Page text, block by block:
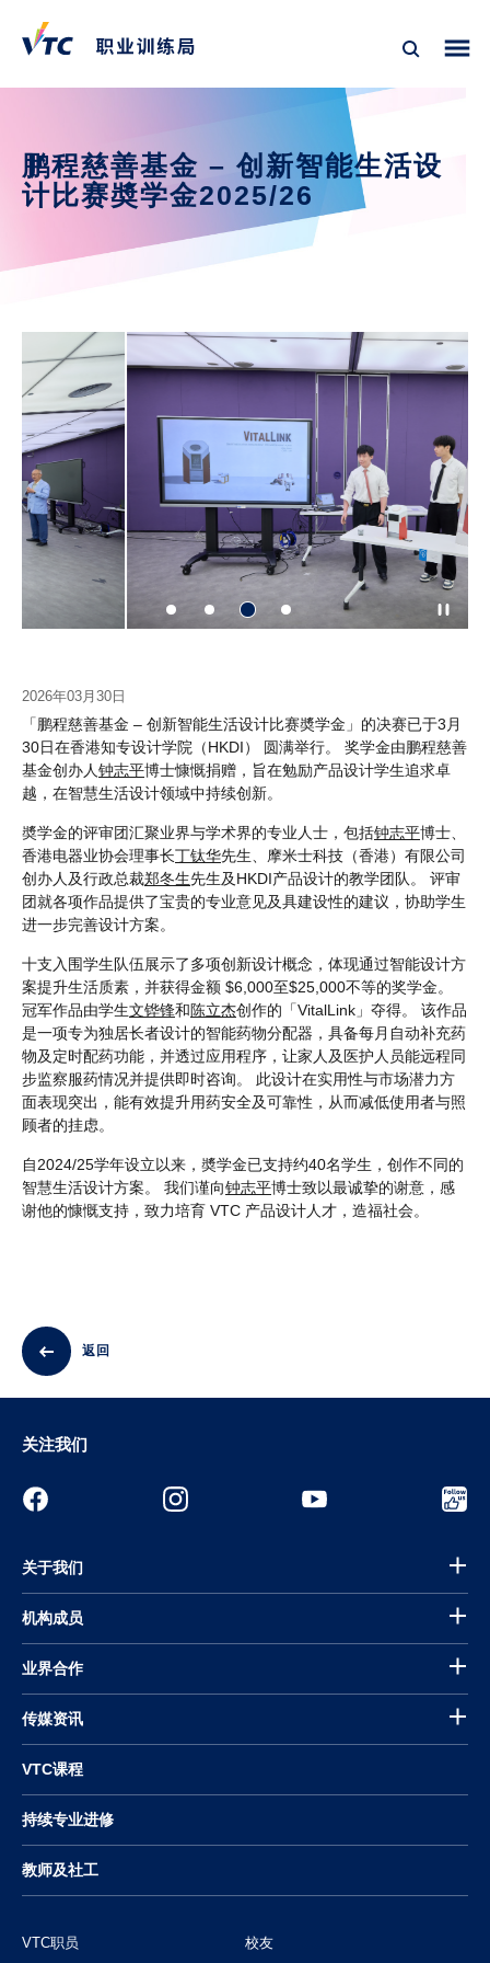
鹏程慈善基金 – 创新智能生活设
计比赛奬学金2025/26
2026年03月30日
「鹏程慈善基金 – 创新智能生活设计比赛奬学金」的决赛已于3月
30日在香港知专设计学院（HKDI） 圆满举行。 奖学金由鹏程慈善
基金创办人钟志平博士慷慨捐赠，旨在勉励产品设计学生追求卓
越，在智慧生活设计领域中持续创新。
奬学金的评审团汇聚业界与学术界的专业人士，包括钟志平博士、
香港电器业协会理事长丁钛华先生、摩米士科技（香港）有限公司
创办人及行政总裁郑冬生先生及HKDI产品设计的教学团队。 评审
团就各项作品提供了宝贵的专业意见及具建设性的建议，协助学生
进一步完善设计方案。
十支入围学生队伍展示了多项创新设计概念，体现通过智能设计方
案提升生活质素，并获得金额 $6,000至$25,000不等的奖学金。
冠军作品由学生文铧锋和陈立杰创作的「VitalLink」夺得。 该作品
是一项专为独居长者设计的智能药物分配器，具备每月自动补充药
物及定时配药功能，并透过应用程序，让家人及医护人员能远程同
步监察服药情况并提供即时咨询。 此设计在实用性与市场潜力方
面表现突出，能有效提升用药安全及可靠性，从而减低使用者与照
顾者的挂虑。
自2024/25学年设立以来，奬学金已支持约40名学生，创作不同的
智慧生活设计方案。 我们谨向钟志平博士致以最诚挚的谢意，感
谢他的慷慨支持，致力培育 VTC 产品设计人才，造福社会。
返回
关注我们
关于我们
机构成员
业界合作
传媒资讯
VTC课程
持续专业进修
教师及社工
VTC职员 校友